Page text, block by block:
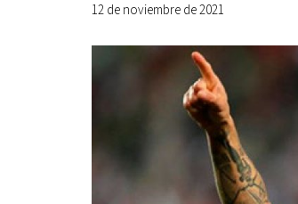
12 de noviembre de 2021